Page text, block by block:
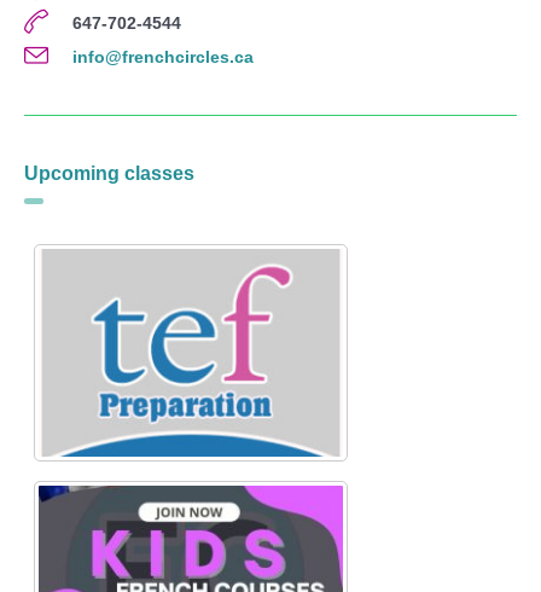
647-702-4544
info@frenchcircles.ca
Upcoming classes